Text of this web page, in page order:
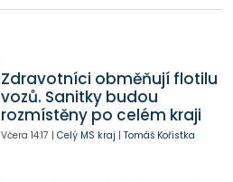
Zdravotníci obměňují flotilu
vozů. Sanitky budou
rozmístěny po celém kraji
Včera 14:17 | Celý MS kraj | Tomáš Kořistka